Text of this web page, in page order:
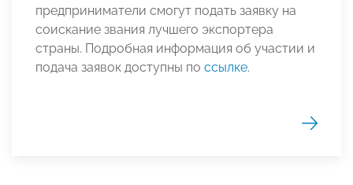
предприниматели смогут подать заявку на
соискание звания лучшего экспортера
страны. Подробная информация об участии и
подача заявок доступны по ссылке.